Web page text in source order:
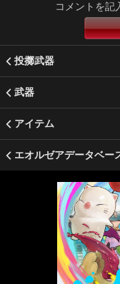
コメントを記
投擲武器
武器
アイテム
エオルゼアデータベー